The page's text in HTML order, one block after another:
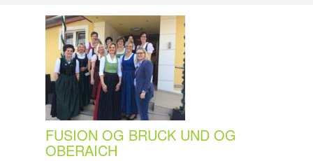
FUSION OG BRUCK UND OG
OBERAICH